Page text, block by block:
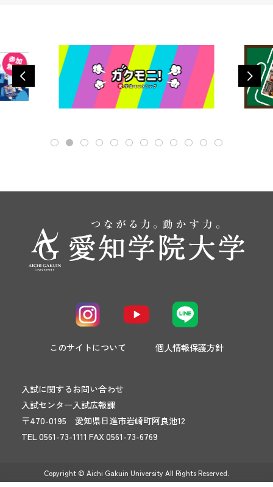
このサイトについて 個人情報保護方針
入試に関するお問い合わせ
入試センター入試広報課
〒470-0195 愛知県日進市岩崎町阿良池12
TEL 0561-73-1111 FAX 0561-73-6769
Copyright © Aichi Gakuin University All Rights Reserved.